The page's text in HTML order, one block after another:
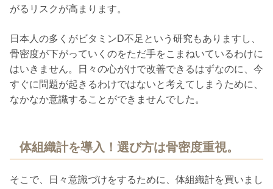
がるリスクが高まります。
日本人の多くがビタミンD不足という研究もありますし、
骨密度が下がっていくのをただ手をこまねいているわけに
はいきません。日々の心がけで改善できるはずなのに、今
すぐに問題が起きるわけではないと考えてしまうために、
なかなか意識することができませんでした。
体組織計を導入！選び方は骨密度重視。
そこで、日々意識づけをするために、体組織計を買いまし